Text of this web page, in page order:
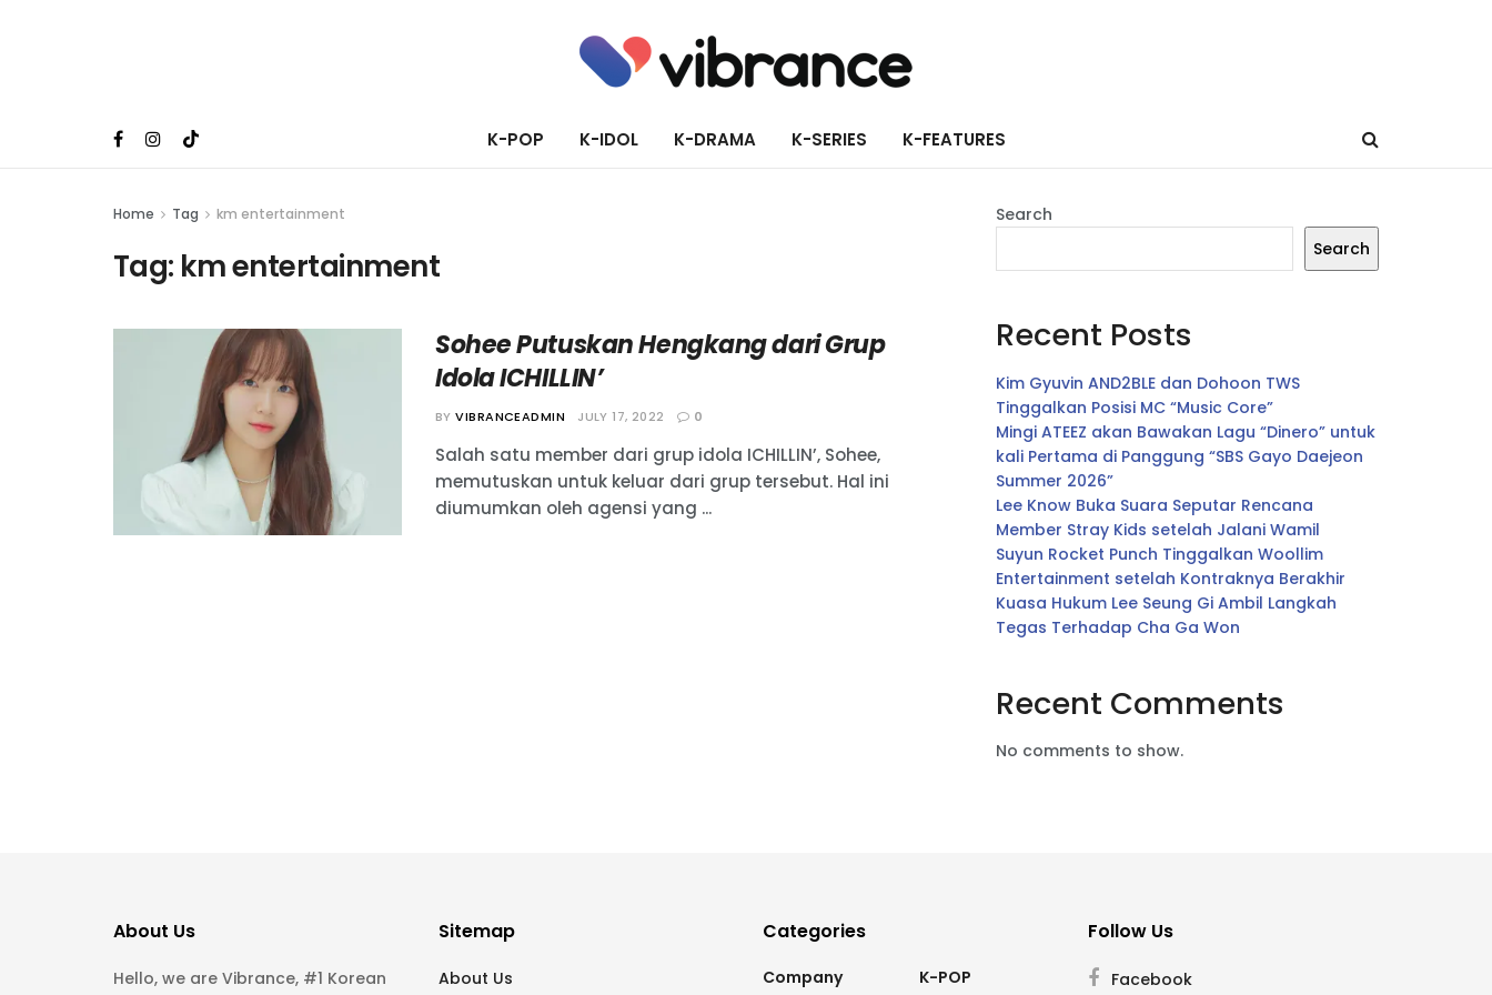
K-POP K-IDOL K-DRAMA K-SERIES K-FEATURES
Home Tag km entertainment
Tag: km entertainment
Sohee Putuskan Hengkang dari Grup
Idola ICHILLIN’
BY VIBRANCEADMIN JULY 17, 2022 0
Salah satu member dari grup idola ICHILLIN’, Sohee,
memutuskan untuk keluar dari grup tersebut. Hal ini
diumumkan oleh agensi yang ...
Search
Search
Recent Posts
Kim Gyuvin AND2BLE dan Dohoon TWS
Tinggalkan Posisi MC “Music Core”
Mingi ATEEZ akan Bawakan Lagu “Dinero” untuk
kali Pertama di Panggung “SBS Gayo Daejeon
Summer 2026”
Lee Know Buka Suara Seputar Rencana
Member Stray Kids setelah Jalani Wamil
Suyun Rocket Punch Tinggalkan Woollim
Entertainment setelah Kontraknya Berakhir
Kuasa Hukum Lee Seung Gi Ambil Langkah
Tegas Terhadap Cha Ga Won
Recent Comments
No comments to show.
About Us
Hello, we are Vibrance, #1 Korean
Sitemap
About Us
Categories
Company K-POP
Follow Us
Facebook